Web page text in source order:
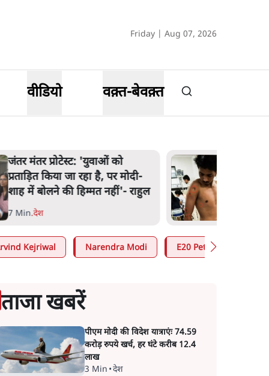
Friday | Aug 07, 2026
वीडियो वक़्त-बेवक़्त
जंतर मंतर प्रोटेस्ट: 'युवाओं को
प्रताड़ित किया जा रहा है, पर मोदी-
शाह में बोलने की हिम्मत नहीं'- राहुल
7 Min.देश
Kejriwal Narendra Modi E20 Petrol Controversy
ताजा खबरें
पीएम मोदी की विदेश यात्राएंः 74.59
करोड़ रुपये खर्च, हर घंटे करीब 12.4
लाख
3 Min •देश